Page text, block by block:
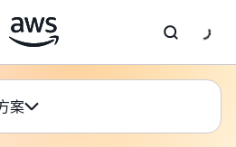
案